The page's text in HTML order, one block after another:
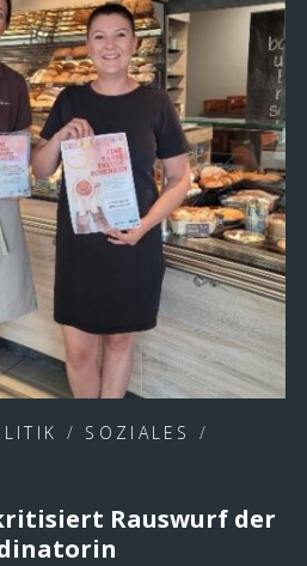
/ SOZIALES
/
Rauswurf der